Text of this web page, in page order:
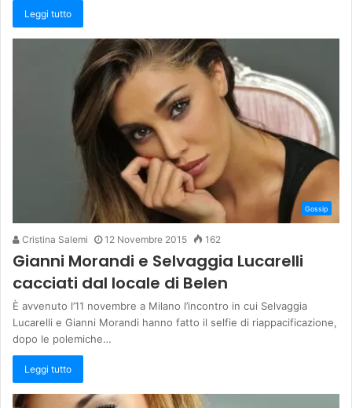
Leggi tutto
Gossip
Cristina Salemi 12 Novembre 2015 162
Gianni Morandi e Selvaggia Lucarelli
cacciati dal locale di Belen
È avvenuto l’11 novembre a Milano l’incontro in cui Selvaggia
Lucarelli e Gianni Morandi hanno fatto il selfie di riappacificazione,
dopo le polemiche…
Leggi tutto